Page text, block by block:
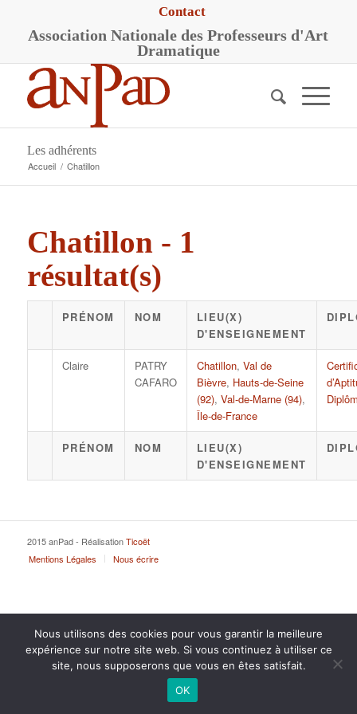
Contact
AssociationNationale desProfesseurs d'Art
Dramatique
Les adhérents
Accueil / Chatillon
Chatillon - 1
résultat(s)
PRÉNOM NOM
LIEU(X)
D'ENSEIGNEMENT
Claire
PATRY
CAFARO
Chatillon, Val de
Bièvre, Hauts-de-Seine
(92), Val-de-Marne (94),
Île-de-France
PRÉNOM NOM
LIEU(X)
D'ENSEIGNEMENT
2015 anPad - RéalisationTicoët
Mentions Légales
Nous écrire
Nous utilisons des cookies pour vous garantir la meilleure
expérience sur notre site web. Si vous continuez à utiliser ce
site, nous supposerons que vous en êtes satisfait.
OK